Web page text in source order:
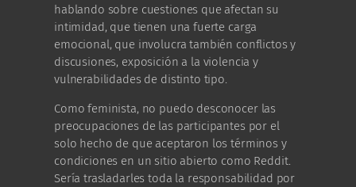
hablando sobre cuestiones que afectan su
intimidad, que tienen una fuerte carga
emocional, que involucra también conflictos y
discusiones, exposición a la violencia y
vulnerabilidades de distinto tipo.
Como feminista, no puedo desconocer las
preocupaciones de las participantes por el
solo hecho de que aceptaron los términos y
condiciones en un sitio abierto como Reddit.
Sería trasladarles toda la responsabilidad por